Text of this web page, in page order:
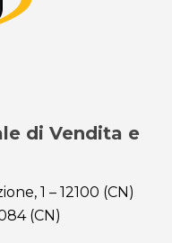
di Vendita e
1 – 12100 (CN)
(CN)